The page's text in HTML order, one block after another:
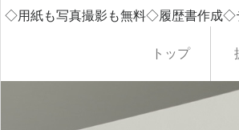
◇用紙も写真撮影も無料◇履歴書作成
トップ